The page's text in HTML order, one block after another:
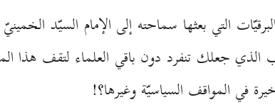
التي بعثها سماحته إلى الإمام السيّد
الذي جعلك تنفرد دون باقي العلماء لتقف هذا
في المواقف السياسيّة وغيرها؟!